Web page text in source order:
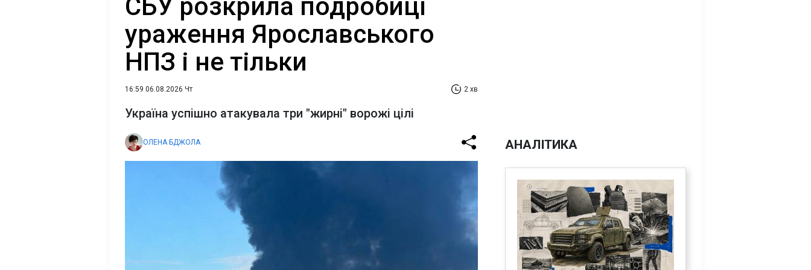
СБУ розкрила подробиці
ураження Ярославського
НПЗ і не тільки
16:59 06.08.2026 Чт 2 хв
Україна успішно атакувала три "жирні" ворожі цілі
ОЛЕНА БДЖОЛА АНАЛІТИКА